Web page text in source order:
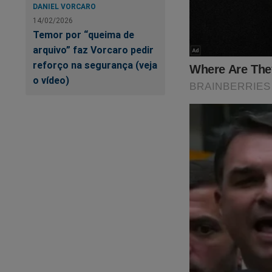
DANIEL VORCARO
14/02/2026
Temor por “queima de
arquivo” faz Vorcaro pedir
reforço na segurança (veja
o vídeo)
Contamos com